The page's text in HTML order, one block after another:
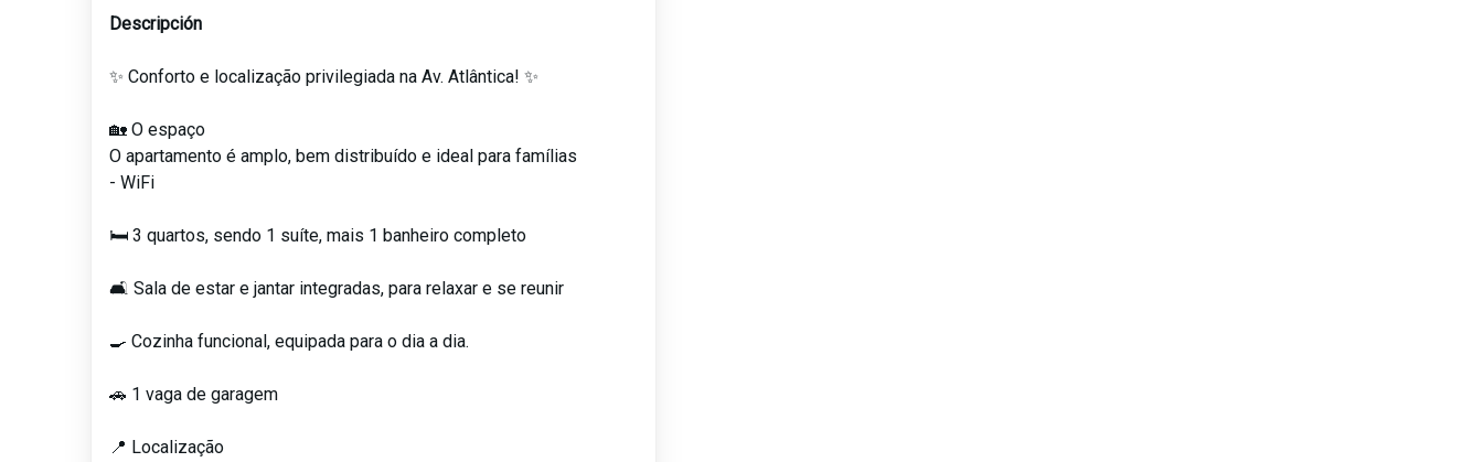
Descripción
✨ Conforto e localização privilegiada na Av. Atlântica! ✨
🏡 O espaço
O apartamento é amplo, bem distribuído e ideal para famílias
- WiFi
🛏️ 3 quartos, sendo 1 suíte, mais 1 banheiro completo
🛋️ Sala de estar e jantar integradas, para relaxar e se reunir
🍳 Cozinha funcional, equipada para o dia a dia.
🚗 1 vaga de garagem
📍 Localização